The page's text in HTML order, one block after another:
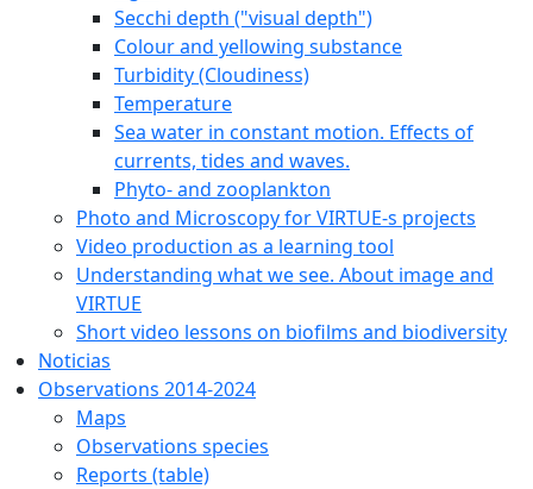
Secchi depth ("visual depth")
Colour and yellowing substance
Turbidity (Cloudiness)
Temperature
Sea water in constant motion. Effects of
currents, tides and waves.
Phyto- and zooplankton
Photo and Microscopy for VIRTUE-s projects
Video production as a learning tool
Understanding what we see. About image and
VIRTUE
Short video lessons on biofilms and biodiversity
Noticias
Observations 2014-2024
Maps
Observations species
Reports (table)